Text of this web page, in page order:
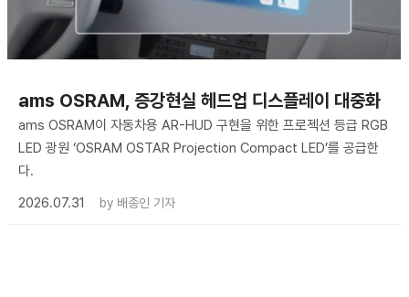
ams OSRAM, 증강현실 헤드업 디스플레이 대중화
ams OSRAM이 자동차용 AR-HUD 구현을 위한 프로젝션 등급 RGB
LED 광원 ‘OSRAM OSTAR Projection Compact LED’를 공급한
다.
2026.07.31
by 배종인 기자